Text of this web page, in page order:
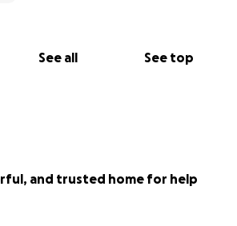
See all See top
and trusted home for help